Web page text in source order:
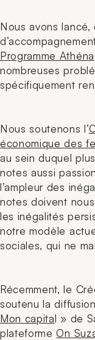
Nous avons
Programme Athéna
nombreuses
spécifiquement
Nous soutenons l’
économique des
au sein duquel
notes aussi
l’ampleur des
notes doivent
les inégalités
notre modèle
sociales, qui ne
Récemment, le
soutenu la
Mon capital » de
plateformeOn